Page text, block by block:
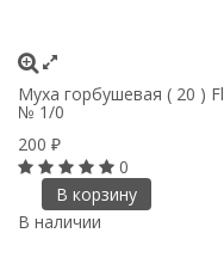
Муха горбушевая ( 20 )
№ 1/0
200 ₽
0
В корзину
В наличии